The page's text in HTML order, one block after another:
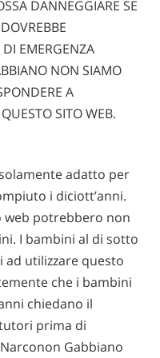
DANNEGGIARE SE
EMERGENZA
NON SIAMO
A
SITO WEB.
adatto per
i diciott’anni.
potrebbero non
I bambini al di sotto
ad utilizzare questo
che i bambini
chiedano il
prima di
Gabbiano